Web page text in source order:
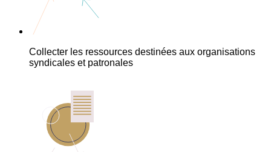
Collecter les ressources destinées aux organisations
syndicales et patronales